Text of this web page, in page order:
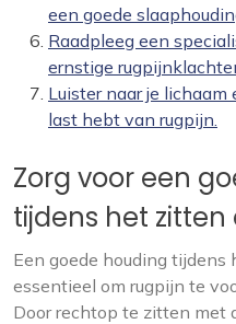
een goede
Raadpleeg een
ernstige
Luister naar je
last hebt van rugpijn.
Zorg voor een
tijdens het zitten
Een goede houding
essentieel om rugpijn te
Door rechtop te zitten met